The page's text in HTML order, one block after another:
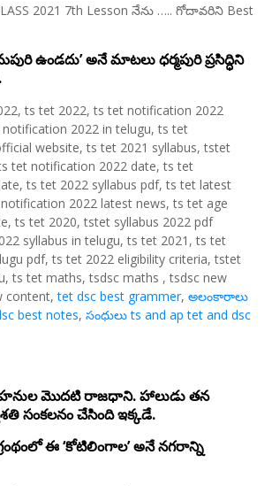
2021 7th Lesson నేను ….. గోదావరిని Best
ఉండదు’ అనే మాటలు ధర్మపురి ప్రసిద్ధిని
ts tet 2022, ts tet notification 2022
2022 in telugu, ts tet
website, ts tet 2021 syllabus, tstet
tet notification 2022 date, ts tet
ts tet 2022 syllabus pdf, ts tet latest
2022 latest news, ts tet age
ts tet 2020, tstet syllabus 2022 pdf
syllabus in telugu, ts tet 2021, ts tet
pdf, ts tet 2022 eligibility criteria, tstet
ts tet maths, tsdsc maths , tsdsc new
content,tet dsc best grammer, అలంకారాలు
best notes, సంధులు ts and ap tet and dsc
మొదటి రాజధాని. హాలుడు తన
సంకలనం చేసింది ఇక్కడే.
ఈ ‘కోటిలింగాల’ అనే నగరాన్ని